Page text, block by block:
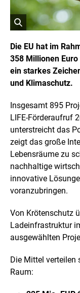
f
f
n
e
t
i
l
d
i
n
e
i
n
e
r
e
r
g
r
ß
e
r
Die EU hat im
358 Millionen
ein starkes
und Klimaschutz.
Insgesamt 895
LIFE-Förderaufruf
unterstreicht das
zeigt das große
Lebensräume zu
nachhaltige
innovative
voranzubringen.
Von Krötenschutz
Ladeinfrastruktur
ausgewählten
Die Mittel verteilen
Raum: